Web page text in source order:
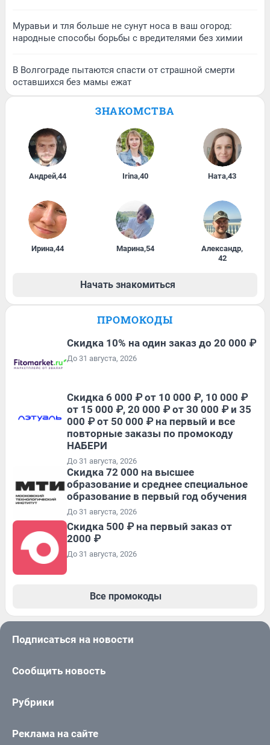
Муравьи и тля больше не сунут носа в ваш огород:
народные способы борьбы с вредителями без химии
В Волгограде пытаются спасти от страшной смерти
оставшихся без мамы ежат
ЗНАКОМСТВА
Андрей,44 Irina,40 Ната,43
Ирина,44 Марина,54 Александр,
42
Начать знакомиться
ПРОМОКОДЫ
Скидка 10% на один заказ до 20 000 ₽
До 31 августа, 2026
Скидка 6 000 ₽ от 10 000 ₽, 10 000 ₽
от 15 000 ₽, 20 000 ₽ от 30 000 ₽ и 35
000 ₽ от 50 000 ₽ на первый и все
повторные заказы по промокоду
НАБЕРИ
До 31 августа, 2026
Скидка 72 000 на высшее
образование и среднее специальное
образование в первый год обучения
До 31 августа, 2026
Скидка 500 ₽ на первый заказ от
2000 ₽
До 31 августа, 2026
Все промокоды
Подписаться на новости
Сообщить новость
Рубрики
Реклама на сайте